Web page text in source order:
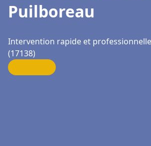
Puilboreau
Intervention rapide et
(17138)